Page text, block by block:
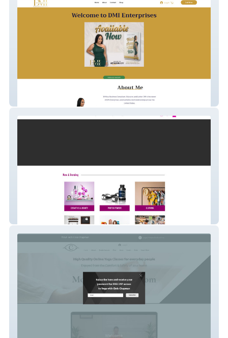
Aqua coral ltd